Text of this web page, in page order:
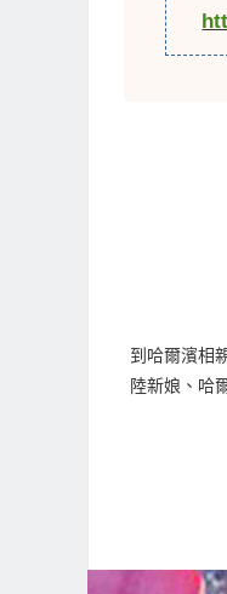
到哈爾濱相
陸新娘、哈